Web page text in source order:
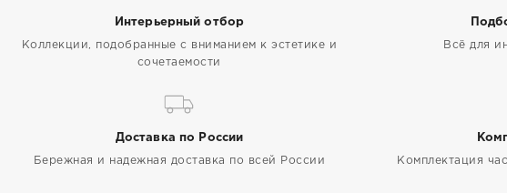
Интерьерный отбор
Коллекции, подобранные с вниманием к эстетике и
сочетаемости
Всё для
Доставка по России
Бережная и надежная доставка по всей России Комплектация